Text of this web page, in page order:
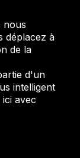
nous
déplacez à
de la
d'un
intelligent
avec